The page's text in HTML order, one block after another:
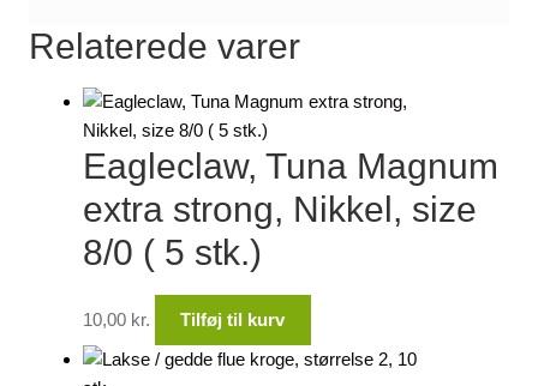
Relaterede varer
Eagleclaw, Tuna Magnum
extra strong, Nikkel, size
8/0 ( 5 stk.)
10,00 kr. Tilføj til kurv